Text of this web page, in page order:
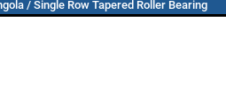
/ Single Row Tapered Roller Bearing